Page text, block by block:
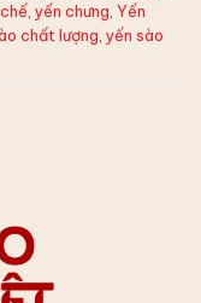
, yến chưng, Yến
chất lượng, yến sào